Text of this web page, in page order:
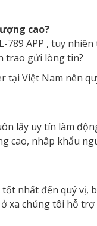
cao?
APP , tuy
trao gửi lòng tin?
Việt Nam nên
lấy uy tín làm
cao, nhâp khẩu
nhất đến quý vị,
xa chúng tôi hỗ